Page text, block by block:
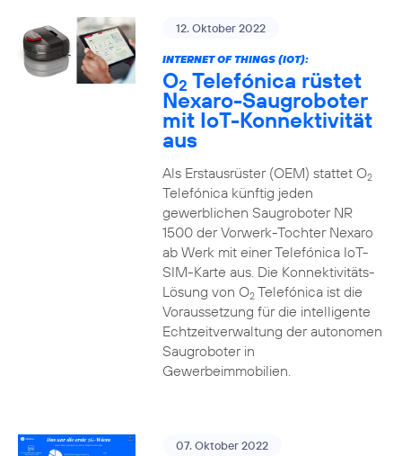
12. Oktober 2022
INTERNET OF THINGS (IOT):
O2 Telefónica rüstet
Nexaro-Saugroboter
mit IoT-Konnektivität
aus
Als Erstausrüster (OEM) stattet O2
Telefónica künftig jeden
gewerblichen Saugroboter NR
1500 der Vorwerk-Tochter Nexaro
ab Werk mit einer Telefónica IoT-
SIM-Karte aus. Die Konnektivitäts-
Lösung von O2Telefónica ist die
Voraussetzung für die intelligente
Echtzeitverwaltung der autonomen
Saugroboter in
Gewerbeimmobilien.
07. Oktober 2022